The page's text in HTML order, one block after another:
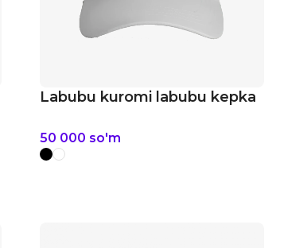
Labubu kuromi labubu kepka
50 000 so'm